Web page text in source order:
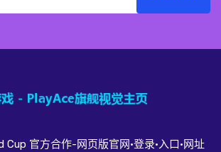
Cup 官方合作-网页版官网·登录·入口·网址